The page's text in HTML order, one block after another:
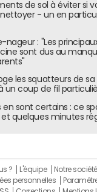
de sol à éviter si
- un en
nageur : "Les
sont dus au
les squatteurs de
un coup de fil
en sont certains : ce
quelques minutes
? L'équipe Notre société
personnelles